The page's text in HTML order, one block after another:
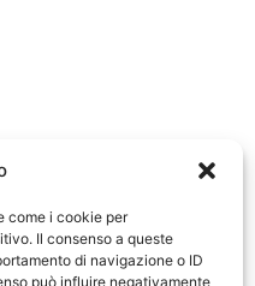
come i cookie per
Il consenso a queste
di navigazione o ID
può influire negativamente